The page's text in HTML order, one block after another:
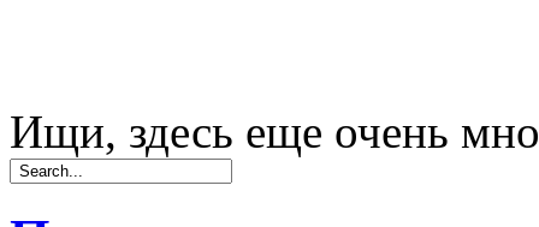
Ищи, здесь еще очень